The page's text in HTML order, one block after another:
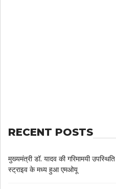
RECENT POSTS
मुख्यमंत्री डॉ. यादव की गरिमामयी
स्ट्राइव के मध्य हुआ एमओयू